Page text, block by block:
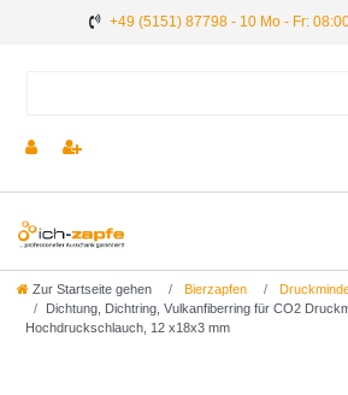
+49 (5151) 87798 - 10 Mo - Fr:
Zur Startseite gehen Bierzapfen
Dichtung, Dichtring, Vulkanfiberring für CO2
Hochdruckschlauch, 12 x18x3 mm